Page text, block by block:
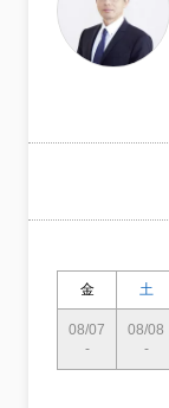
金 土
08/07
-
08/08
-